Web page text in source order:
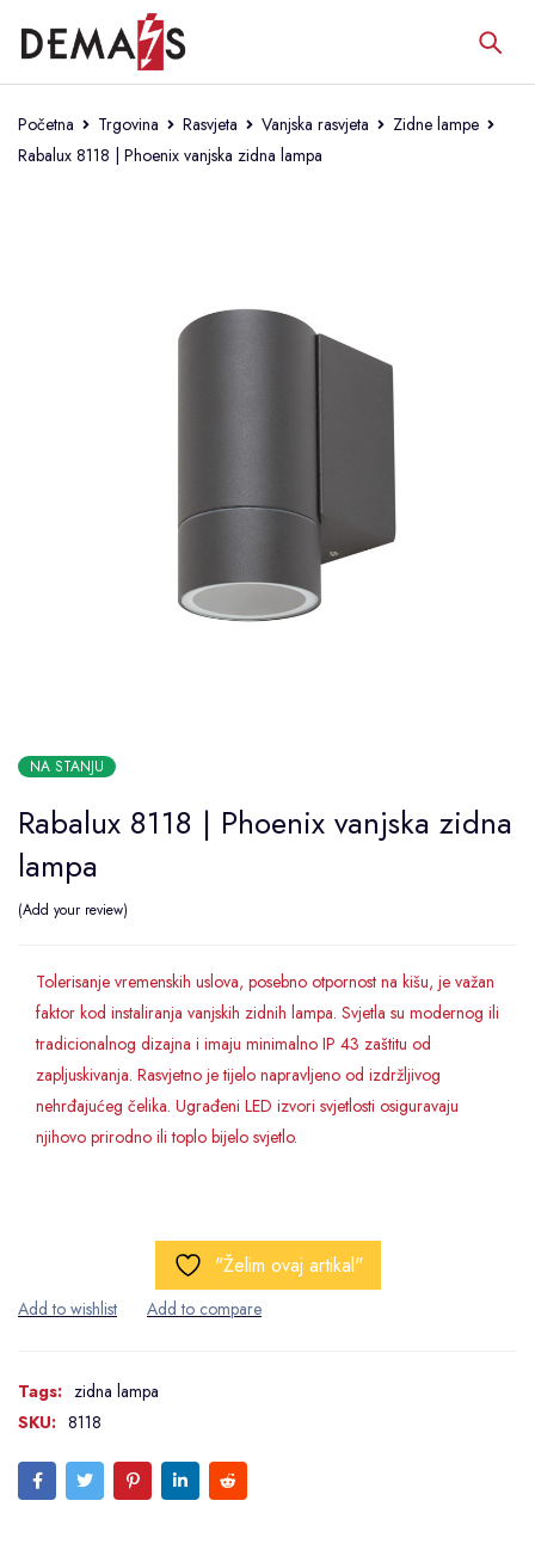
Početna Trgovina Rasvjeta Vanjska rasvjeta
Zidne lampe
Rabalux 8118 | Phoenix vanjska zidna lampa
NA STANJU
Rabalux 8118 | Phoenix vanjska zidna
lampa
Add your review
Tolerisanje vremenskih uslova, posebno otpornost na kišu, je važan
faktor kod instaliranja vanjskih zidnih lampa. Svjetla su modernog ili
tradicionalnog dizajna i imaju minimalno IP 43 zaštitu od
zapljuskivanja. Rasvjetno je tijelo napravljeno od izdržljivog
nehrđajućeg čelika. Ugrađeni LED izvori svjetlosti osiguravaju
njihovo prirodno ili toplo bijelo svjetlo.
"Želim ovaj artikal"
Tags: zidna lampa
SKU: 8118